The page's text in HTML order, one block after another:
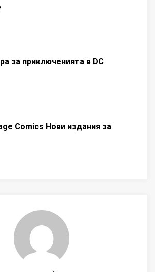
за приключенията в DC
Comics Нови издания за